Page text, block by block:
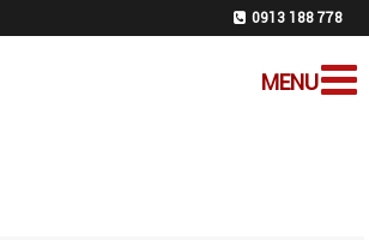
0913 188 778
MENU